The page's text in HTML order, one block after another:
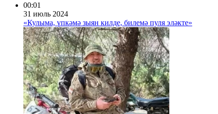
00:01
31 июль 2024
«Кулыма, үпкәмә зыян килде, билемә пуля эләкте»